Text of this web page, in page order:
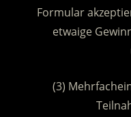
Formular
etwaige
(3)